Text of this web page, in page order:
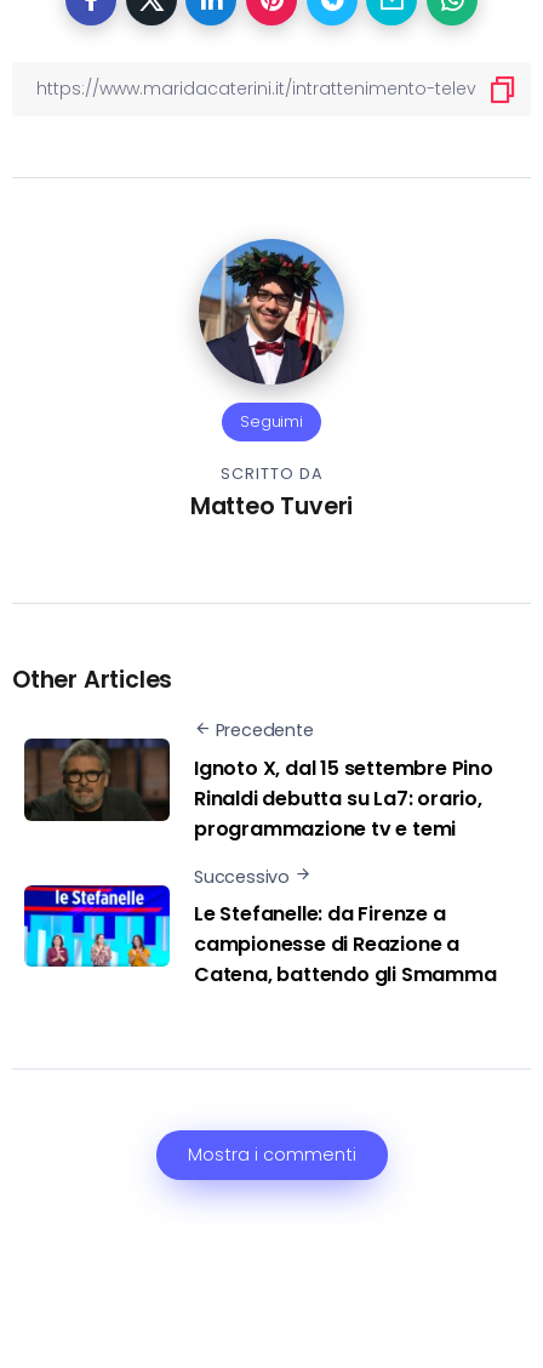
Seguimi
SCRITTO DA
Matteo Tuveri
Other Articles
Precedente
Ignoto X, dal 15 settembre Pino
Rinaldi debutta su La7: orario,
programmazione tv e temi
Successivo
Le Stefanelle: da Firenze a
campionesse di Reazione a
Catena, battendo gli Smamma
Mostra i commenti